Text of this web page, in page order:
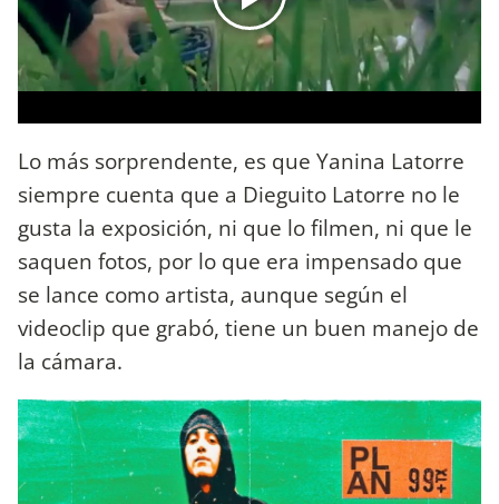
Lo más sorprendente, es que Yanina Latorre
siempre cuenta que a Dieguito Latorre no le
gusta la exposición, ni que lo filmen, ni que le
saquen fotos, por lo que era impensado que
se lance como artista, aunque según el
videoclip que grabó, tiene un buen manejo de
la cámara.